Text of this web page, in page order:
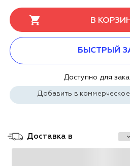
В
БЫСТРЫЙ
Доступно для
Добавить в
Доставка в